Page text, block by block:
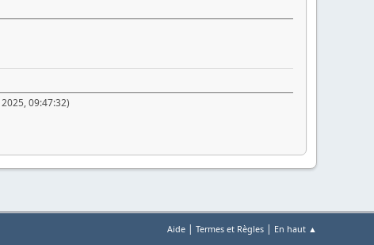
09:47:32)
Aide | Termes et Règles | En haut ▲